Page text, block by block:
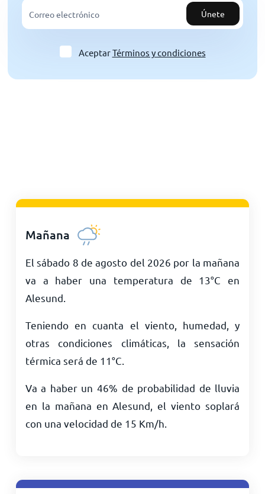
Únete
AceptarTérminos y condiciones
Mañana
El sábado 8 de agosto del 2026 por la mañana
va a haber una temperatura de 13°C en
Alesund.
Teniendo en cuanta el viento, humedad, y
otras condiciones climáticas, la sensación
térmica será de 11°C
Va a haber un 46% de probabilidad de lluvia
en la mañana en Alesund, el viento soplará
con una velocidad de 15 Km/h